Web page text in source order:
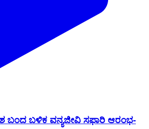
ಬಂದ ಬಳಿಕ ವನ್ಯಜೀವಿ ಸಫಾರಿ ಆರಂಭ-